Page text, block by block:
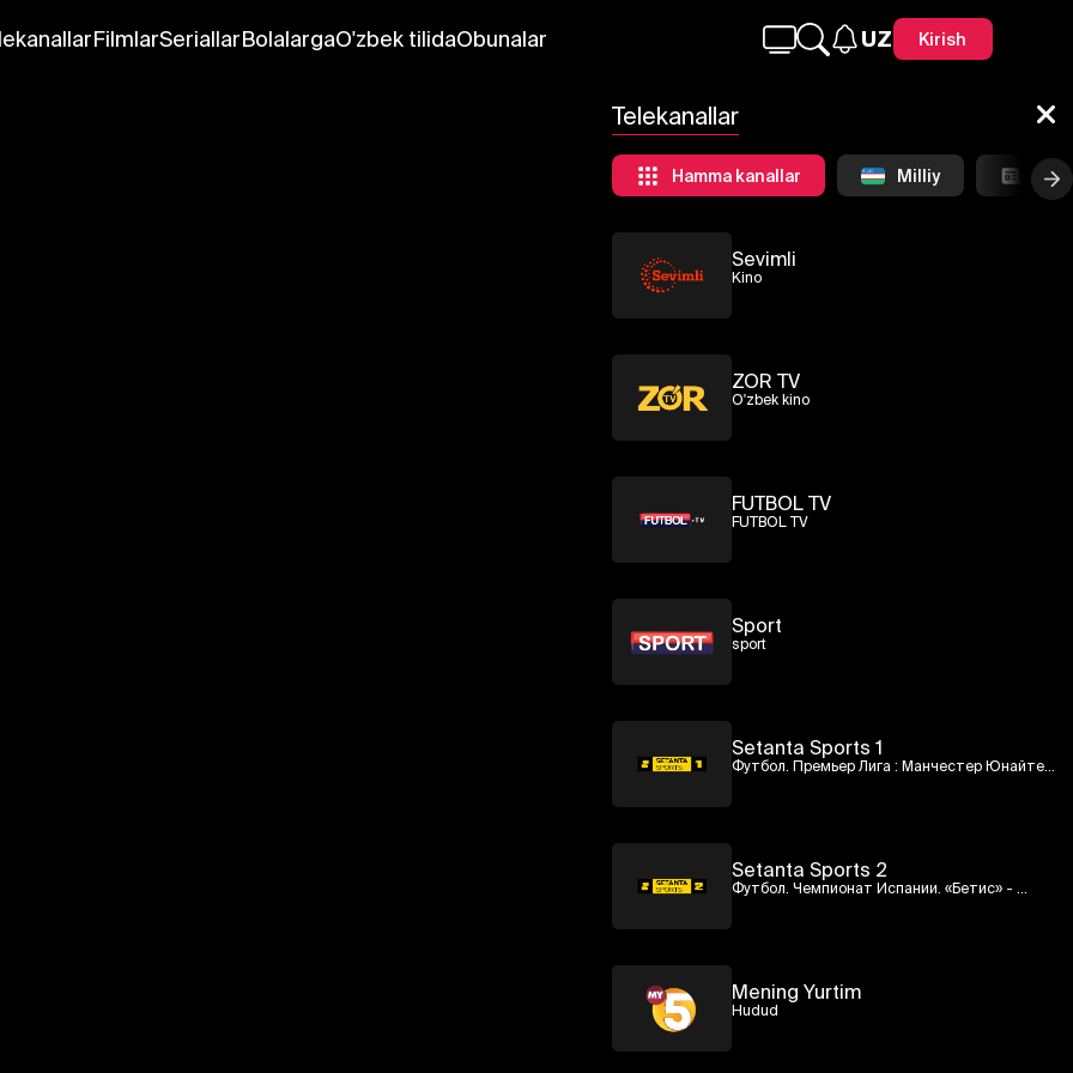
FilmlarSeriallarBolalargaO'zbek tilidaObunalar UZ Kirish
Telekanallar
Hamma kanallar Milliy
Sevimli
Kino
ZOR TV
O'zbek kino
FUTBOL TV
FUTBOL TV
Sport
sport
Setanta Sports 1
Футбол. Премьер Лига : Манчестер Юнайтед
Setanta Sports 2
Футбол. Чемпионат Испании. «Бетис» -
Mening Yurtim
Hudud